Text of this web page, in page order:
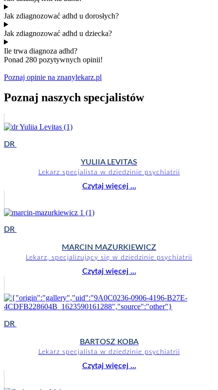
Jak zdiagnozować adhd u dorosłych?
Jak zdiagnozować adhd u dziecka?
Ile trwa diagnoza adhd?
Ponad 280 pozytywnych opinii!
Poznaj opinie na znanylekarz.pl
Poznaj naszych specjalistów
DR
YULIIA LEVITAS
Lekarz specjalista w dziedzinie psychiatrii
Czytaj więcej ...
DR
MARCIN MAZURKIEWICZ
Lekarz, specjalizujący się w dziedzinie psychiatrii
Czytaj więcej ...
DR
BARTOSZ KOBA
Lekarz specjalista w dziedzinie psychiatrii
Czytaj więcej ...